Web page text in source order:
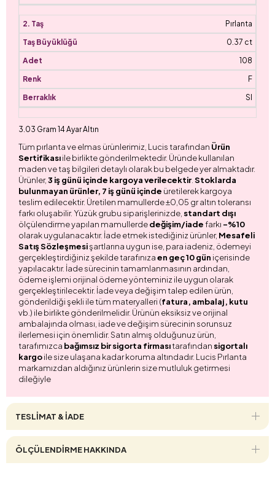
Pırlanta
0.37 ct
108
F
SI
3.03 Gram 14 Ayar Altın
Tüm pırlanta ve elmas ürünlerimiz, Lucis tarafından Ürün
Sertifikasıile birlikte gönderilmektedir. Üründe kullanılan
maden ve taş bilgileri detaylı olarak bu belgede yer almaktadır.
Ürünler,3 iş günü içinde kargoya verilecektir. Stoklarda
bulunmayan ürünler, 7 iş günü içinde üretilerek kargoya
teslim edilecektir. Üretilen mamullerde ±0,05 gr altın toleransı
farkı oluşabilir. Yüzük grubu siparişlerinizde, standart dışı
ölçülendirme yapılan mamullerdedeğişim/iadefarkı -%10
olarak uygulanacaktır. İade etmek istediğiniz ürünler, Mesafeli
Satış Sözleşmesişartlarına uygun ise, para iadeniz, ödemeyi
gerçekleştirdiğiniz şekilde tarafınızaen geç 10 gün içerisinde
yapılacaktır. İade sürecinin tamamlanmasının ardından,
ödeme işlemi orijinal ödeme yönteminiz ile uygun olarak
gerçekleştirilecektir. İade veya değişim talep edilen ürün,
gönderildiği şekli ile tüm materyalleri (fatura, ambalaj, kutu
vb.) ile birlikte gönderilmelidir. Ürünün eksiksiz ve orijinal
ambalajında olması, iade ve değişim sürecinin sorunsuz
ilerlemesi için önemlidir. Satın almış olduğunuz ürün,
tarafımızca bağımsız bir sigorta firmasıtarafından sigortalı
kargoile size ulaşana kadar koruma altındadır. Lucis Pırlanta
markamızdan aldığınız ürünlerin size mutluluk getirmesi
dileğiyle
TESLİMAT & İADE
ÖLÇÜLENDİRME HAKKINDA